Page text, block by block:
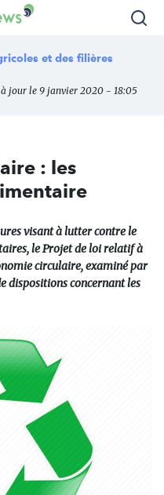
et des filières
jour le 9 janvier 2020 - 18:05
: les
visant à lutter contre le
le Projet de loi relatif à
circulaire, examiné par
dispositions concernant les